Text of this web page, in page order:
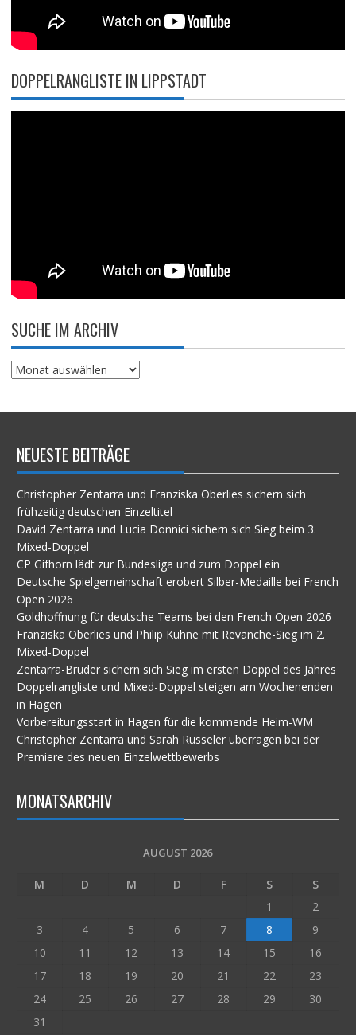
DOPPELRANGLISTE IN LIPPSTADT
SUCHE IM ARCHIV
Suche
NEUESTE BEITRÄGE
Christopher Zentarra und Franziska Oberlies sichern sich
frühzeitig deutschen Einzeltitel
David Zentarra und Lucia Donnici sichern sich Sieg beim 3.
Mixed-Doppel
CP Gifhorn lädt zur Bundesliga und zum Doppel ein
Deutsche Spielgemeinschaft erobert Silber-Medaille bei French
Open 2026
Goldhoffnung für deutsche Teams bei den French Open 2026
Franziska Oberlies und Philip Kühne mit Revanche-Sieg im 2.
Mixed-Doppel
Zentarra-Brüder sichern sich Sieg im ersten Doppel des Jahres
Doppelrangliste und Mixed-Doppel steigen am Wochenenden
in Hagen
Vorbereitungsstart in Hagen für die kommende Heim-WM
Christopher Zentarra und Sarah Rüsseler überragen bei der
Premiere des neuen Einzelwettbewerbs
MONATSARCHIV
AUGUST 2026
M D M D F S
S
1
2
3
4 5 6 7 8
9
10
11 12 13 14 15
16
17
18 19 20 21 22
23
24
25 26 27 28 29
30
31